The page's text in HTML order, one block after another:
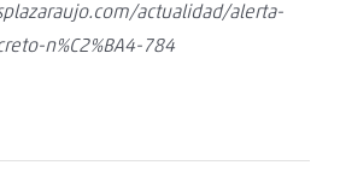
actualidad/alerta-
n%C2%BA4-784